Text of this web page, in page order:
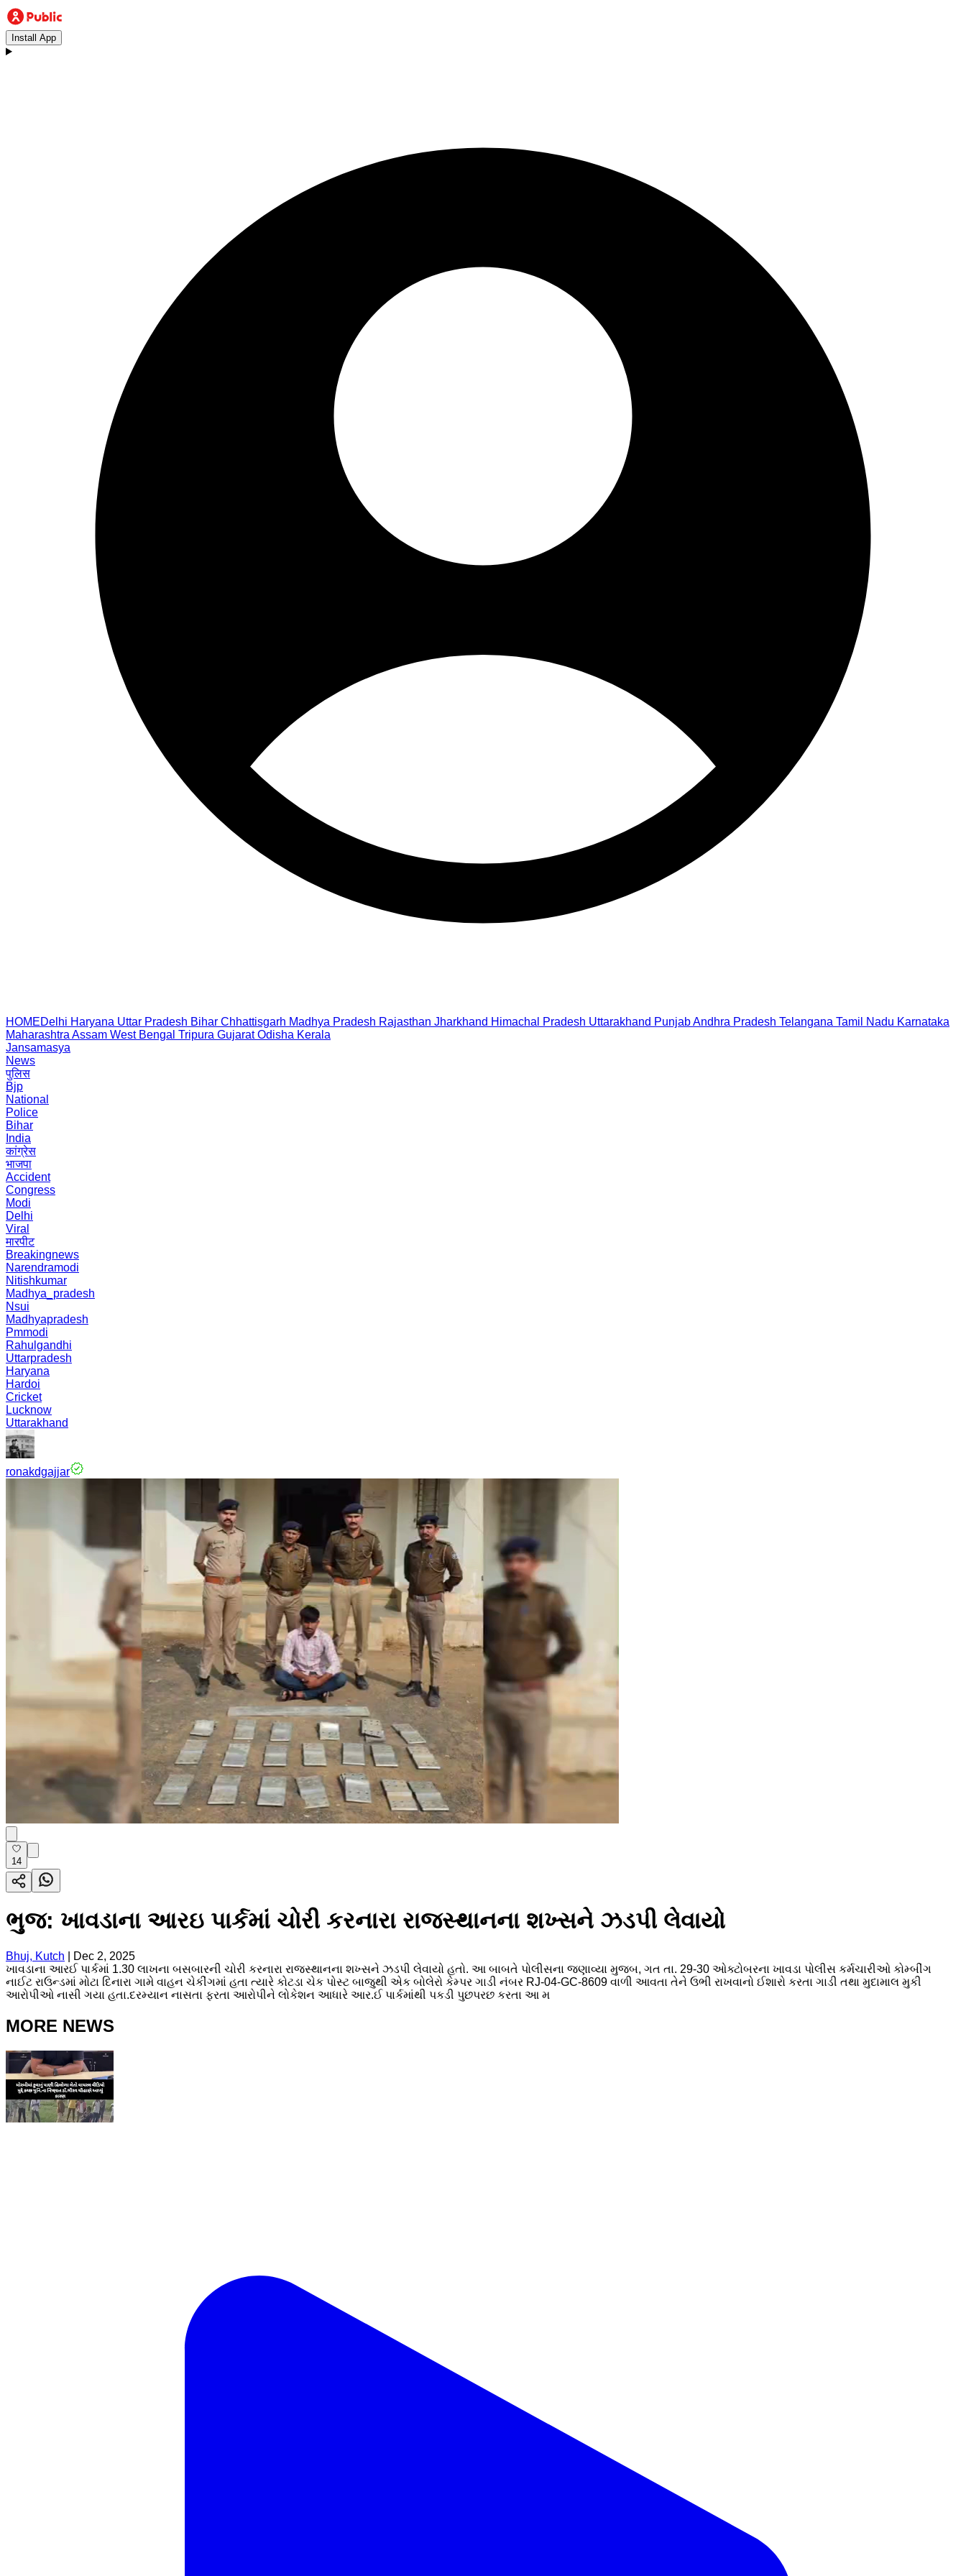
Install App
HOMEDelhi Haryana Uttar Pradesh Bihar Chhattisgarh Madhya Pradesh Rajasthan Jharkhand Himachal Pradesh Uttarakhand PunjabAndhra Pradesh Telangana Tamil Nadu Karnataka
Maharashtra Assam West Bengal Tripura Gujarat Odisha Kerala
Jansamasya
News
पुलिस
Bjp
National
Police
Bihar
India
कांग्रेस
भाजपा
Accident
Congress
Modi
Delhi
Viral
मारपीट
Breakingnews
Narendramodi
Nitishkumar
Madhya_pradesh
Nsui
Madhyapradesh
Pmmodi
Rahulgandhi
Uttarpradesh
Haryana
Hardoi
Cricket
Lucknow
Uttarakhand
ronakdgajjar
14
ભુજ: ખાવડાના આરઇ પાર્કમાં ચોરી કરનારા રાજસ્થાનના શખ્સને ઝડપી લેવાયો
Bhuj, Kutch
Dec 2, 2025
ખાવડાના આરઈ પાર્કમાં 1.30 લાખના બસબારની ચોરી કરનારા રાજસ્થાનના શખ્સને ઝડપી લેવાયો હતો. આ બાબતે પોલીસના જણાવ્યા મુજબ, ગત તા. 29-30 ઓક્ટોબરના ખાવડા પોલીસ કર્મચારીઓ કોમ્બીંગ
નાઈટ રાઉન્ડમાં મોટા દિનારા ગામે વાહન ચેકીંગમાં હતા ત્યારે કોટડા ચેક પોસ્ટ બાજુથી એક બોલેરો કેમ્પર ગાડી નંબર RJ-04-GC-8609 વાળી આવતા તેને ઉભી રાખવાનો ઈશારો કરતા ગાડી તથા મુદામાલ મુકી
આરોપીઓ નાસી ગયા હતા.દરમ્યાન નાસતા ફરતા આરોપીને લોકેશન આધારે આર.ઈ પાર્કમાંથી પકડી પુછપરછ કરતા આ મ
MORE NEWS